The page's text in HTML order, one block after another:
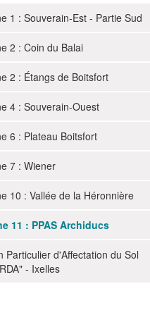
1 : Souverain-Est - Partie Sud
2 : Coin du Balai
2 : Étangs de Boitsfort
4 : Souverain-Ouest
6 : Plateau Boitsfort
7 : Wiener
10 : Vallée de la Héronnière
11 : PPAS Archiducs
Particulier d'Affectation du Sol
- Ixelles